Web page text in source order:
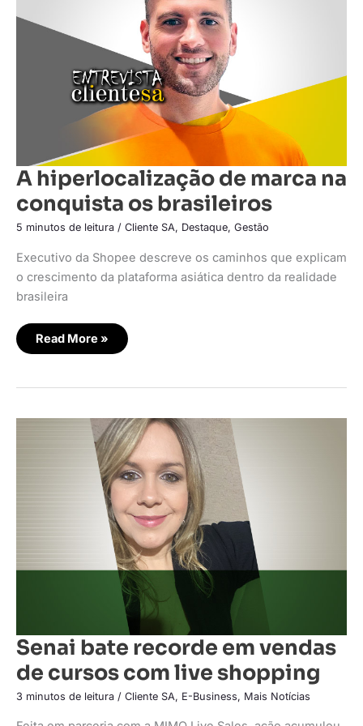
A hiperlocalização de marca na
conquista os brasileiros
5 minutos de leitura / Cliente SA, Destaque, Gestão
Executivo da Shopee descreve os caminhos que explicam
o crescimento da plataforma asiática dentro da realidade
brasileira
os
brasileiros
Read More »
Senai bate recorde em vendas
de cursos com live shopping
3 minutos de leitura / Cliente SA, E-Business, Mais Notícias
Senai